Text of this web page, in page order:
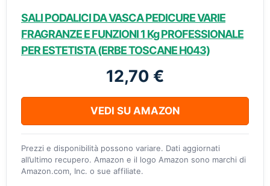
SALI PODALICI DA VASCA PEDICURE VARIE
FRAGRANZE E FUNZIONI 1 Kg PROFESSIONALE
PER ESTETISTA (ERBE TOSCANE H043)
12,70 €
VEDI SU AMAZON
Prezzi e disponibilità possono variare. Dati aggiornati
all’ultimo recupero. Amazon e il logo Amazon sono marchi di
Amazon.com, Inc. o sue affiliate.